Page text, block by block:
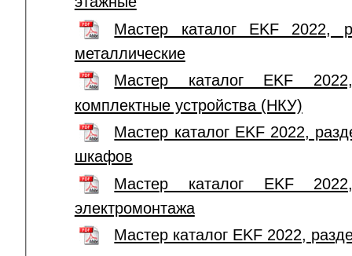
Мастер каталог EKF 2022,
металлические
Мастер каталог EKF
комплектные устройства (НКУ)
Мастер каталог EKF 2022,
шкафов
Мастер каталог EKF
электромонтажа
Мастер каталог EKF 2022,